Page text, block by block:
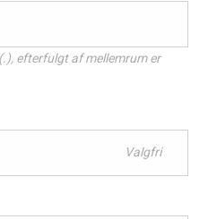
efterfulgt af mellemrum er
Valgfri